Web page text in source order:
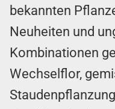
bekannten
Neuheiten und
Kombinationen
Wechselflor,